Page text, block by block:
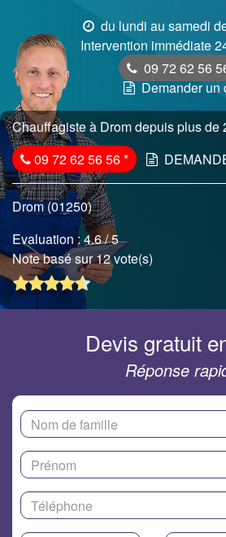
du lundi au samedi
Intervention immédiate
09 72 62 56
Demander un
Chauffagiste à Drom depuis plus de
09 72 62 56 56*
Drom (01250)
Evaluation :4.6/ 5
Note basé sur 12 vote(s)
Devis gratuit
Réponse